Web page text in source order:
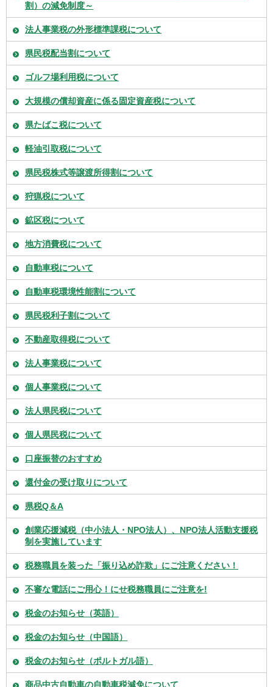
割）の減免制度～
法人事業税の外形標準課税について
県民税配当割について
ゴルフ場利用税について
大規模の償却資産に係る固定資産税について
県たばこ税について
軽油引取税について
県民税株式等譲渡所得割について
狩猟税について
鉱区税について
地方消費税について
自動車税について
自動車税環境性能割について
県民税利子割について
不動産取得税について
法人事業税について
個人事業税について
法人県民税について
個人県民税について
口座振替のおすすめ
還付金の受け取りについて
県税Q＆A
創業応援減税（中小法人・NPO法人）、NPO法人活動支援税
制を実施しています
税務職員を装った「振り込め詐欺」にご注意ください！
不審な電話にご用心！にせ税務職員にご注意を!
税金のお知らせ（英語）
税金のお知らせ（中国語）
税金のお知らせ（ポルトガル語）
商品中古自動車の自動車税減免について